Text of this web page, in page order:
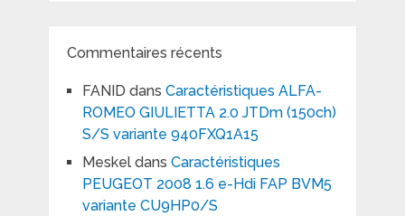
Commentaires récents
FANID dans Caractéristiques ALFA-
ROMEO GIULIETTA 2.0 JTDm (150ch)
S/S variante 940FXQ1A15
Meskeldans Caractéristiques
PEUGEOT 2008 1.6 e-Hdi FAP BVM5
variante CU9HP0/S